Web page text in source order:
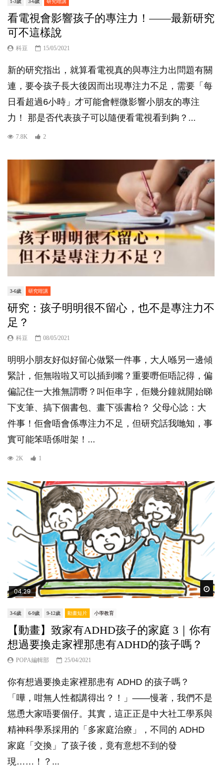
1-3歲 3-6歲 研究咁講
看電視會影響孩子的專注力！——最新研究
可不這樣說
科豆 15/05/2021
新的研究指出，就算看電視真的與專注力出問題有關
連，要令孩子長大後因而出現專注力不足，需要「每
日看超過6小時」才可能會輕微影響小朋友的專注
力！ 那是否代表孩子可以隨便看電視看到夠？...
7.8K 2
3-6歲 研究咁講
研究：孩子明明很不留心，也不是專注力不
足？
科豆 08/05/2021
明明小朋友好似好留心做緊一件事，大人喺另一邊傾
緊計，佢無啦啦又可以插到嘴？重要嘢佢唔記得，偏
偏記住一大推無謂嘢？叫佢串字，佢幾分鐘就開始睇
下支筆、搞下個書包、畫下張書枱？ 父母心諗：大
件事！佢會唔會係專注力不足，但研究話我哋知，事
實可能笨唔係咁架！...
2K 1
04:29
3-6歲 6-9歲 9-12歲 動畫短片 小學教育
【動畫】致家有ADHD孩子的家庭 3｜你有
想過要換走家裡那患有ADHD的孩子嗎？
POPA編輯部 25/04/2021
你有想過要換走家裡那患有 ADHD 的孩子嗎？
「嘩，咁無人性都講得出？！」——慢著，我們不是
慫恿大家唔要個仔。其實，這正正是中大社工學系與
精神科學系採用的「多家庭治療​」，不同的 ADHD
家庭「交換」了孩子後，竟有意想不到的發
現……！？...